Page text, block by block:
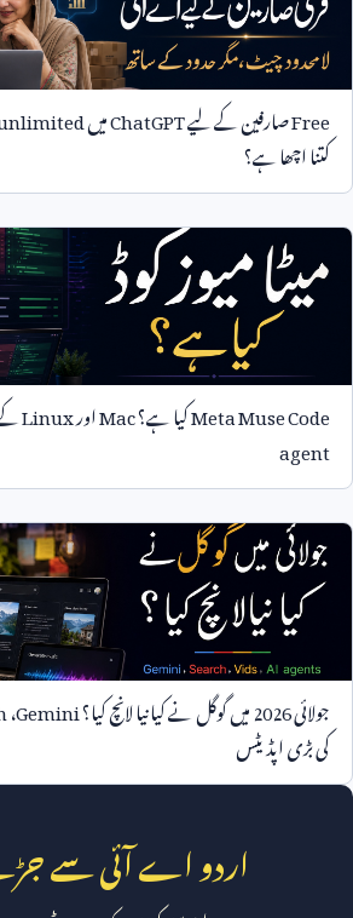
Freeصارفین کے لیےChatGPTمیں
کتنا اچھا ہے؟
Meta Muse Codeکیا ہے؟MacاورLinux
agent
جولائی2026میں گوگل نے کیا نیا لانچ کیا؟Gemini،
کی بڑی اپڈیٹس
اردو اے آئی سے